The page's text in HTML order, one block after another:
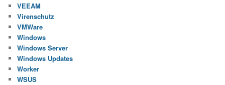
VEEAM
Virenschutz
VMWare
Windows
Windows Server
Windows Updates
Worker
WSUS